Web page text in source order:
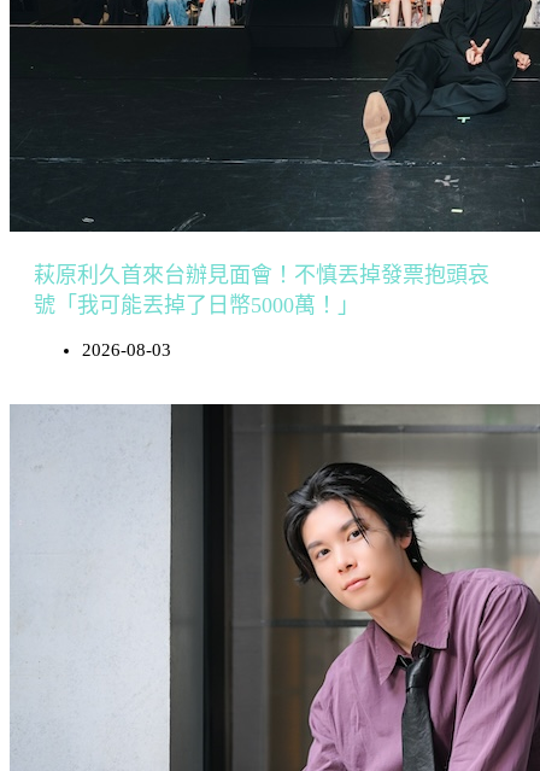
萩原利久首來台辦見面會！不慎丟掉發票抱頭哀
號「我可能丟掉了日幣5000萬！」
2026-08-03